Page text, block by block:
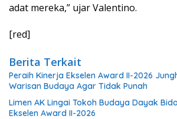
adat mereka,” ujar Valentino.
[red]
Berita Terkait
Peraih Kinerja Ekselen Award II-2026
Warisan Budaya Agar Tidak Punah
Limen AK Lingai Tokoh Budaya Dayak
Ekselen Award II-2026